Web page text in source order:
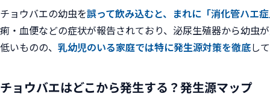
チョウバエの幼虫を誤って飲み込むと、まれに「消化管ハエ
痢・血便などの症状が報告されており、泌尿生殖器から幼虫
低いものの、 乳幼児のいる家庭では特に発生源対策を徹底し
チョウバエはどこから発生する？発生源マップ